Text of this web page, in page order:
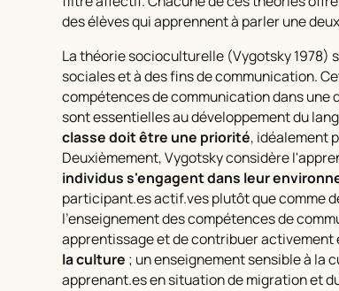
des élèves qui apprennent à parler une
La théorie socioculturelle (Vygotsky 1978)
sociales et à des fins de communication.
compétences de communication dans
sont essentielles au développement du
classe doit être une priorité, idéalement
Deuxièmement, Vygotsky considère
individus s'engagent dans leur
participant.es actif.ves plutôt que comme
l'enseignement des compétences de
apprentissage et de contribuer activement
la culture ; un enseignement sensible à la
apprenant.es en situation de migration et